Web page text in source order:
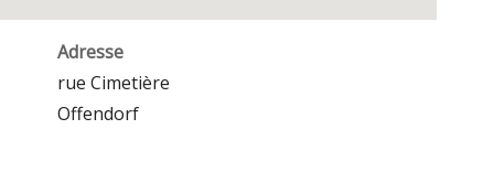
Adresse
rue Cimetière
Offendorf